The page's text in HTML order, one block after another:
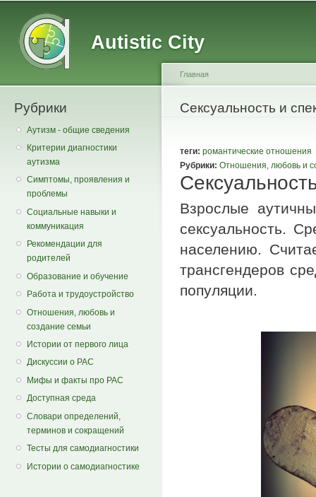
Autistic City
Рубрики
Аутизм - общие сведения
Критерии диагностики
аутизма
Симптомы, проявления и
проблемы
Социальные навыки и
коммуникация
Рекомендации для
родителей
Образование и обучение
Работа и трудоустройство
Отношения, любовь и
создание семьи
Истории от первого лица
Дискуссии о РАС
Мифы и факты про РАС
Доступная среда
Словари определений,
терминов и сокращений
Тесты для самодиагностики
Истории о самодиагностике
You are here
Главная
Сексуальность и
теги: романтические отношения
Рубрики: Отношения, любовь и
Взрослые
сексуальность.
населению.
трансгендеров
популяции.